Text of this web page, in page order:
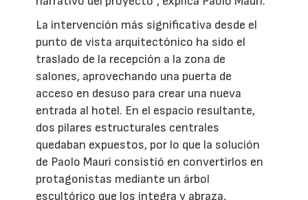
La intervención más significativa desde el
punto de vista arquitectónico ha sido el
traslado de la recepción a la zona de
salones, aprovechando una puerta de
acceso en desuso para crear una nueva
entrada al hotel. En el espacio resultante,
dos pilares estructurales centrales
quedaban expuestos, por lo que la solución
de Paolo Mauri consistió en convertirlos en
protagonistas mediante un árbol
escultórico que los integra y abraza,